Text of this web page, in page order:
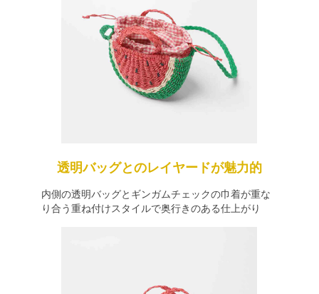
透明バッグとのレイヤードが魅力的
内側の透明バッグとギンガムチェックの巾着が重な
り合う重ね付けスタイルで奥行きのある仕上がり